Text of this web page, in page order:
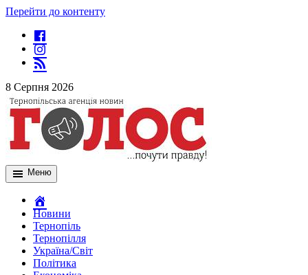
Перейти до контенту
8 Серпня 2026
Меню
Новини
Тернопіль
Тернопілля
Україна/Світ
Політика